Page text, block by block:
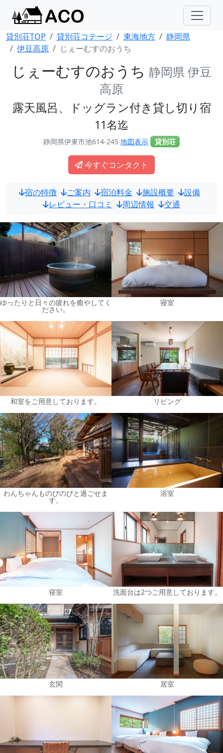
貸別荘TOP 貸別荘コテージ 東海地方
静岡県
伊豆高原
じぇーむすのおうち
じぇーむすのおうち 静岡県 伊豆
高原
露天風呂、ドッグラン付き貸し切り宿
11名迄
静岡県伊東市池614-245 地図表示 貸別荘
今すぐコンタクト
宿の特徴 ご案内 宿泊料金 施設概要
設備
レビュー・口コミ
周辺情報 交通
ゆったりと日々の疲れを癒やしてく
ださい。
寝室
和室をご用意しております。 リビング
わんちゃんものびのびと過ごせま
す。
浴室
寝室 洗面台は2つご用意しております。
玄関 居室